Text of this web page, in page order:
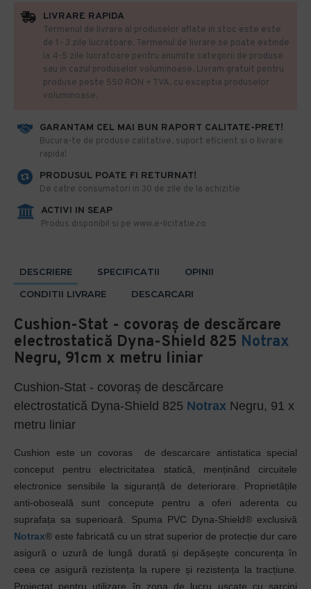
GARANTAM CEL MAI BUN RAPORT CALITATE-PRET!
​Bucura-te de produse calitative, suport eficient si o livrare
rapida!
PRODUSUL POATE FI RETURNAT!
De catre consumatori in 30 de zile de la achizitie
ACTIVI IN SEAP
Produs disponibil si pe www.e-licitatie.ro
LIVRARE RAPIDA
Termenul de livrare al produselor aflate in stoc este este
de 1- 3 zile lucratoare. Termenul de livrare se poate extinde
la 4-5 zile lucratoare pentru anumite categorii de produse
sau in cazul produselor voluminoase. Livram gratuit pentru
produse peste 550 RON + TVA, cu exceptia produselor
voluminoase.
DESCRIERE SPECIFICATII
OPINII
CONDITII LIVRARE
DESCARCARI
Cushion-Stat - covoraș de descărcare
electrostatică Dyna-Shield 825 Notrax
Negru, 91cm x metru liniar
Cushion-Stat - covoraș de descărcare
electrostatică Dyna-Shield 825 Notrax Negru, 91 x
metru liniar
Cushion este un covoras de descarcare antistatica special
conceput pentru electricitatea statică, menținând circuitele
electronice sensibile la siguranță de deteriorare. Proprietățile
anti-oboseală sunt concepute pentru a oferi aderenta cu
suprafața sa superioară. Spuma PVC Dyna-Shield® exclusivă
Notrax® este fabricată cu un strat superior de protecție dur care
asigură o uzură de lungă durată și depășește concurența în
ceea ce asigură rezistența la rupere și rezistența la tracțiune.
Proiectat pentru utilizare în zona de lucru uscate cu sarcini